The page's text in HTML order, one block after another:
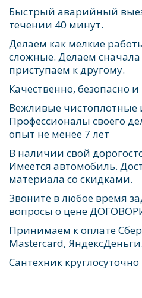
Быстрый аварийный
течении 40 минут.
Делаем как мелкие
сложные. Делаем
приступаем к другому.
Качественно, безопасно и
Вежливые чистоплотные
Профессионалы своего
опыт не менее 7 лет
В наличии свой
Имеется автомобиль.
материала со скидками.
Звоните в любое время
вопросы о цене
Принимаем к оплате
Mastercard,
Сантехник